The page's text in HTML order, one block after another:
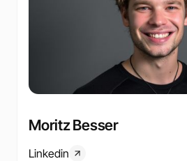
Moritz Besser
Linkedin